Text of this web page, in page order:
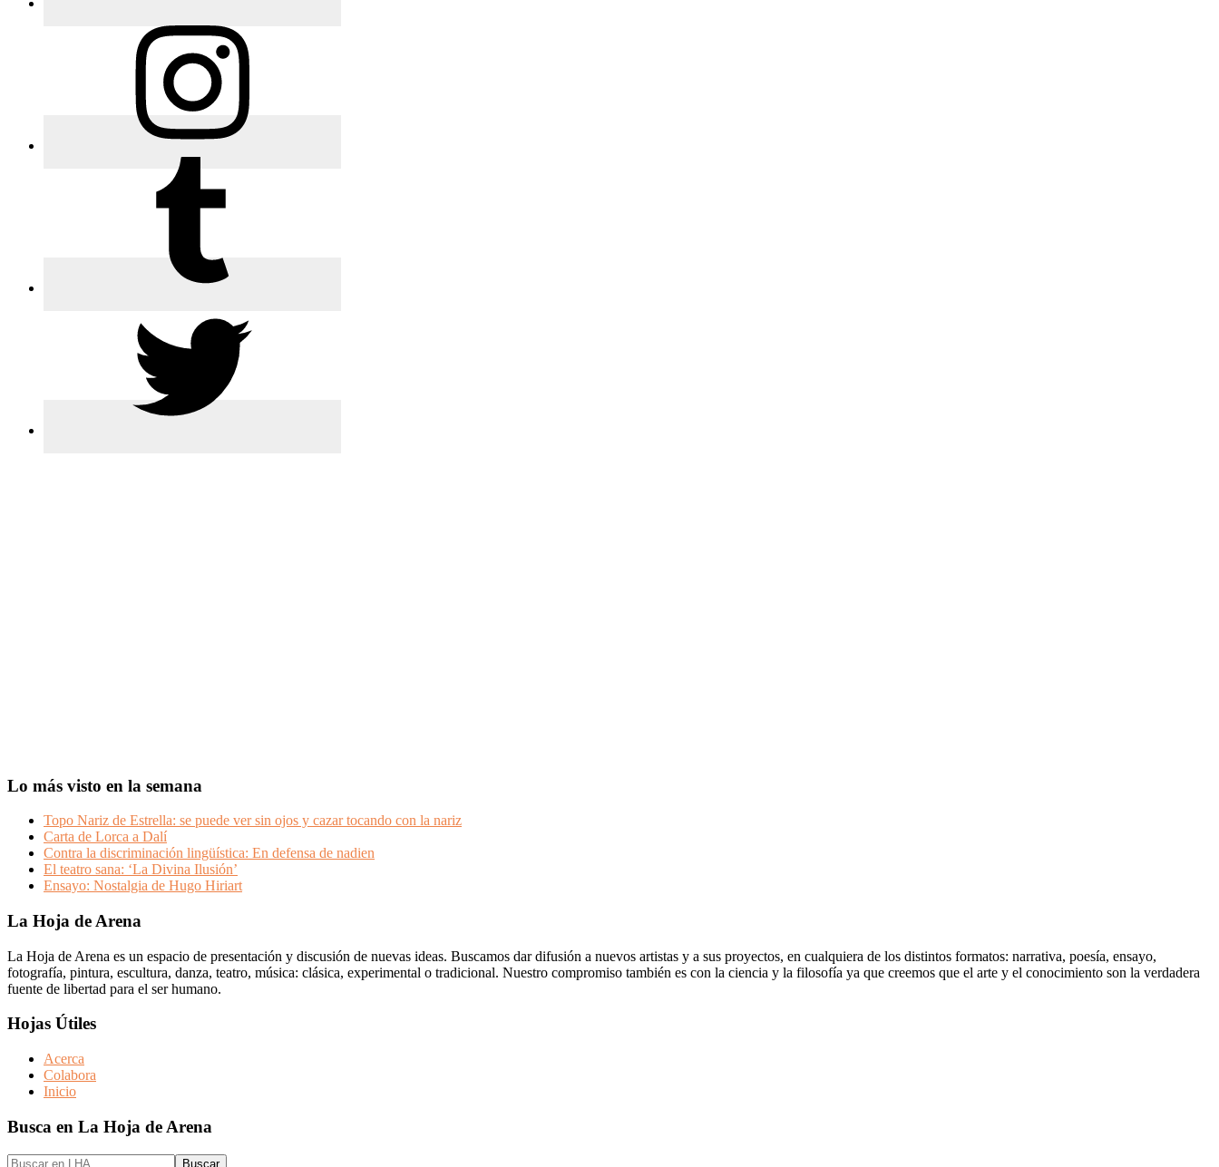
Lo más visto en la semana
Topo Nariz de Estrella: se puede ver sin ojos y cazar tocando con la nariz
Carta de Lorca a Dalí
Contra la discriminación lingüística: En defensa de nadien
El teatro sana: ‘La Divina Ilusión’
Ensayo: Nostalgia de Hugo Hiriart
Footer
La Hoja de Arena
La Hoja de Arena es un espacio de presentación y discusión de nuevas ideas. Buscamos dar difusión a nuevos artistas y a sus proyectos, en cualquiera de los distintos formatos: narrativa, poesía, ensayo,
fotografía, pintura, escultura, danza, teatro, música: clásica, experimental o tradicional. Nuestro compromiso también es con la ciencia y la filosofía ya que creemos que el arte y el conocimiento son la verdadera
fuente de libertad para el ser humano.
Hojas Útiles
Acerca
Colabora
Inicio
Busca en La Hoja de Arena
Buscar